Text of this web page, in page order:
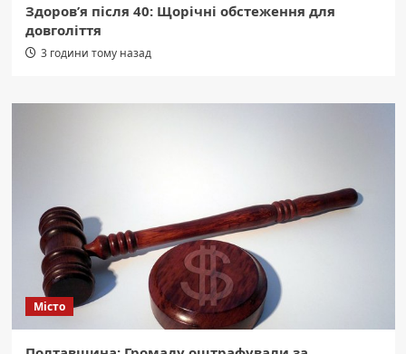
Здоров’я після 40: Щорічні обстеження для
довголіття
3 години тому назад
Місто